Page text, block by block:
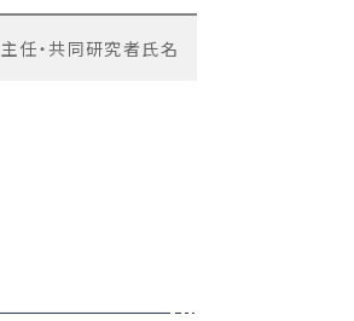
主任・共同研究者氏名